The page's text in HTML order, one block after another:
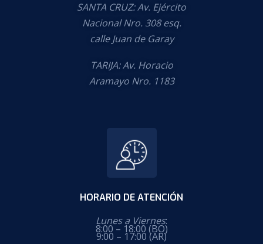
SANTA CRUZ: Av. Ejército
Nacional Nro. 308 esq.
calle Juan de Garay
TARIJA: Av. Horacio
Aramayo Nro. 1183
HORARIO DE ATENCIÓN
Lunes a Viernes:
8:00 – 18:00 (BO)
9:00 – 17:00 (AR)